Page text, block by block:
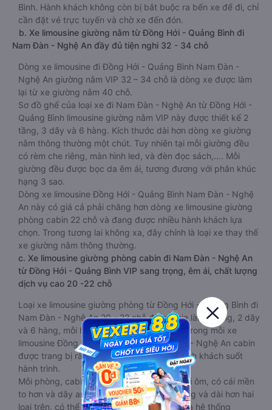
Bình. Hành khách không còn bị bắt buộc ra bến xe để đi, chỉ
cần đặt vé trực tuyến và chờ xe đến đón.
b. Xe limousine giường nằm từ Đồng Hới - Quảng Bình đi
Nam Đàn - Nghệ An đầy đủ tiện nghi 32 - 34 chỗ
Dòng xe limousine đi Đồng Hới - Quảng Bình Nam Đàn -
Nghệ An giường nằm VIP 32 – 34 chỗ là dòng xe được làm
lại từ xe giường nằm 40 chỗ.
Sơ đồ ghế của loại xe đi Nam Đàn - Nghệ An từ Đồng Hới -
Quảng Bình limousine giường nằm VIP này được thiết kế 2
tầng, 3 dãy và 6 hàng. Kích thước dài hơn dòng xe giường
nằm thông thường một chút. Tuy nhiên tại mỗi giường đều
có rèm che riêng, màn hình led, và đèn đọc sách,…. Mỗi
giường đều được bọc da êm ái, tương đương với phân khúc
hạng 3 sao.
Dòng xe limousine Đồng Hới - Quảng Bình Nam Đàn - Nghệ
An này có giá cả phải chăng hơn dòng xe limousine giường
phòng cabin 22 chỗ và đang được nhiều hành khách lựa
chọn. Trong tương lai không xa, đây chính là loại xe thay thế
xe giường nằm thông thường.
c. Xe limousine giường phòng cabin đi Nam Đàn - Nghệ An
từ Đồng Hới - Quảng Bình VIP sang trọng, êm ái, chất lượng
dịch vụ cao 20 -22 chỗ
Loại xe limousine giường phòng từ Đồng Hới - Quảng Bình đi
Nam Đàn - Nghệ An 20 - 22 chỗ được chia làm 2 tầng, 2 dãy
và 6 hàng, mỗi hàng là 2 cabin riêng biệt. Trong mỗi xe
limousine Đồng Hới - Quảng Bình Nam Đàn - Nghệ An cabin
được trang bị rất nhiều tiện ích phục vụ hành khách suốt
hành trình.
Mỗi phòng, cabin đều có gối nằm rời, có gối ôm, có cái mền
to hơn và dây an toàn seat belt. Giường rộng và dài hơn hai
loại trên, có thể lăn lộn thoải mái. Đặc biệt là hệ thống